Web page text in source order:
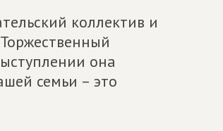
коллектив и
она
семьи – это